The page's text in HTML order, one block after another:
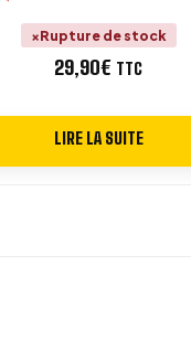
Rupture de stock
29,90€ TTC
LIRE LA SUITE